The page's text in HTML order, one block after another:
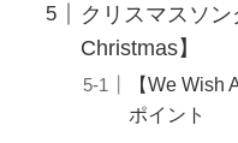
クリスマスソ
Christmas】
【We Wish
ポイント